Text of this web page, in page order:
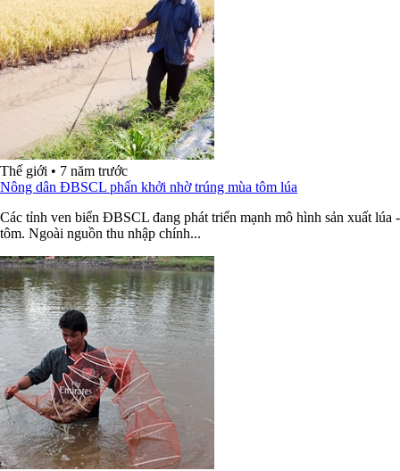
Thế giới • 7 năm trước
Nông dân ĐBSCL phấn khởi nhờ trúng mùa tôm lúa
Các tỉnh ven biển ĐBSCL đang phát triển mạnh mô hình sản xuất lúa -
tôm. Ngoài nguồn thu nhập chính...